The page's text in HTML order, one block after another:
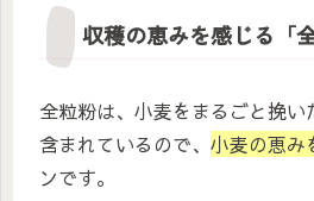
収穫の恵みを感じる「
全粒粉は、小麦をまるごと挽い
含まれているので、 小麦の恵み
ンです。